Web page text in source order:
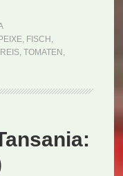
, FISCH ,
REIS, TOMATEN ,